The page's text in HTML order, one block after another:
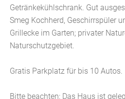
Getränkekühlschrank. Gut
Smeg Kochherd, Geschirrspüler
Grillecke im Garten; privater
Naturschutzgebiet.
Gratis Parkplatz für bis 10 Autos.
Bitte beachten: Das Haus ist